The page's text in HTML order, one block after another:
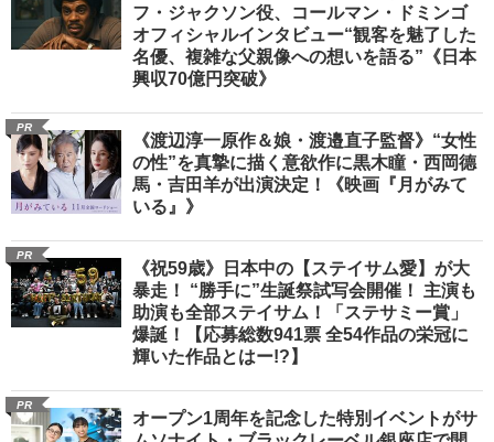
フ・ジャクソン役、コールマン・ドミンゴ
オフィシャルインタビュー“観客を魅了した
名優、複雑な父親像への想いを語る”《日本
興収70億円突破》
PR
《渡辺淳一原作＆娘・渡邉直子監督》“女性
の性”を真摯に描く意欲作に黒木瞳・西岡德
馬・吉田羊が出演決定！《映画『月がみて
いる』》
PR
《祝59歳》日本中の【ステイサム愛】が大
暴走！ “勝手に”生誕祭試写会開催！ 主演も
助演も全部ステイサム！「ステサミー賞」
爆誕！【応募総数941票 全54作品の栄冠に
輝いた作品とはー!?】
PR
オープン1周年を記念した特別イベントがサ